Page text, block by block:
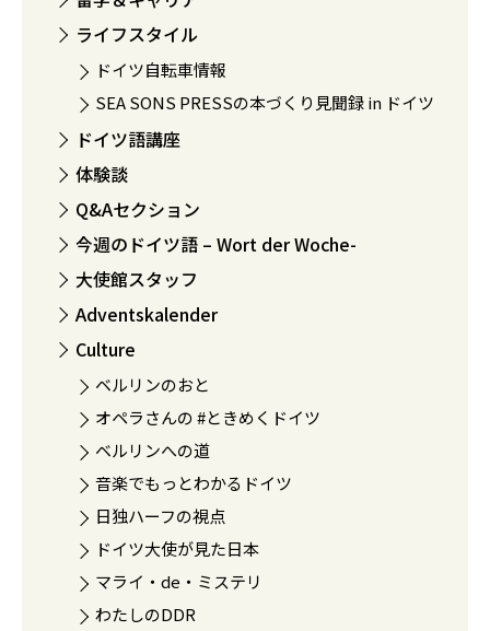
ライフスタイル
ドイツ自転車情報
SEA SONS PRESSの本づくり見聞録 in ドイツ
ドイツ語講座
体験談
Q&Aセクション
今週のドイツ語 – Wort der Woche-
大使館スタッフ
Adventskalender
Culture
ベルリンのおと
オペラさんの #ときめくドイツ
ベルリンへの道
音楽でもっとわかるドイツ
日独ハーフの視点
ドイツ大使が見た日本
マライ・de・ミステリ
わたしのDDR